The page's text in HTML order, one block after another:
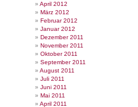
April 2012
März 2012
Februar 2012
Januar 2012
Dezember 2011
November 2011
Oktober 2011
September 2011
August 2011
Juli 2011
Juni 2011
Mai 2011
April 2011